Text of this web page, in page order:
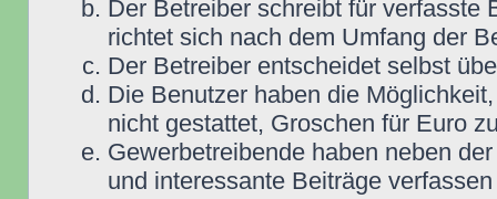
Der Betreiber schreibt für verfasste
richtet sich nach dem Umfang der
Der Betreiber entscheidet selbst
Die Benutzer haben die
nicht gestattet, Groschen für Euro
Gewerbetreibende haben neben
und interessante Beiträge